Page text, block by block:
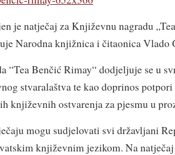
je natječaj za Književnu nagradu
Narodna knjižnica i čitaonica Vlado
“Tea Benčić Rimay“ dodjeljuje se u
stvaralaštva te kao doprinos
književnih ostvarenja za pjesmu u
mogu sudjelovati svi državljani
književnim jezikom. Na